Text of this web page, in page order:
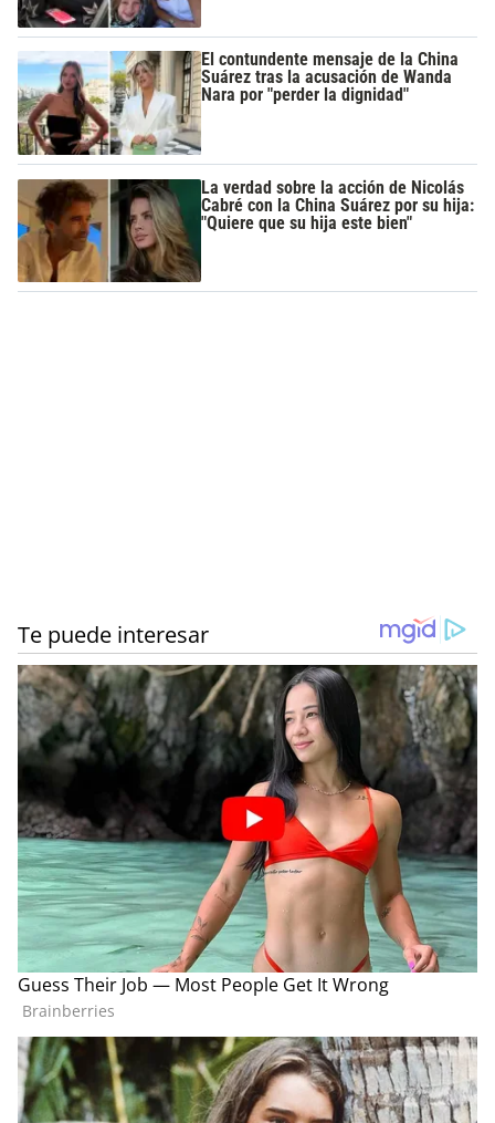
El contundente mensaje de la China
Suárez tras la acusación de Wanda
Nara por "perder la dignidad"
La verdad sobre la acción de Nicolás
Cabré con la China Suárez por su hija:
"Quiere que su hija este bien"